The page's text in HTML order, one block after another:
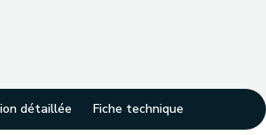
détaillée Fiche technique